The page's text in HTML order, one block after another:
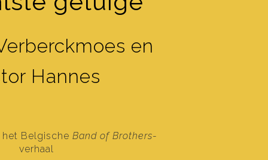
en
Hannes
het Belgische Band of Brothers-
verhaal